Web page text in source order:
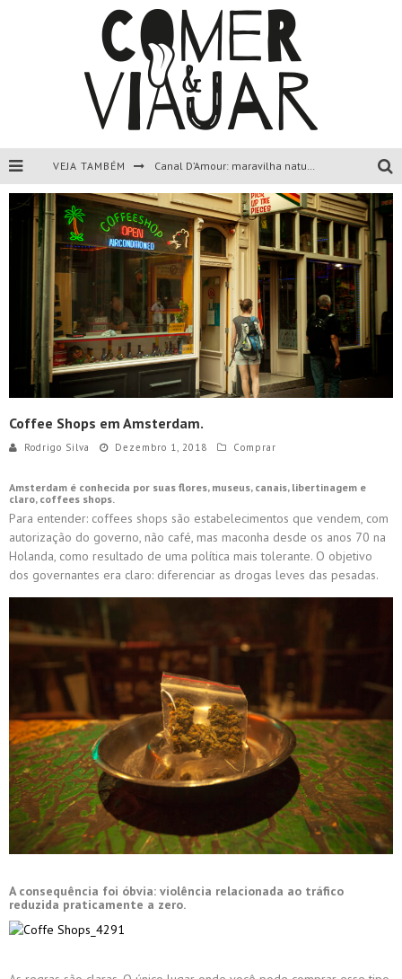
VEJA TAMBÉM Canal D’Amour: maravilha natural de Corfu, Grécia.
Liapades Beach, Corfu, Grécia.
Paleokastritsa, Corfu, Grécia.
Todas as dicas sobre a ilha de Corfu, Grécia.
Coffee Shops em Amsterdam.
Rodrigo Silva Dezembro 1, 2018 Comprar
Amsterdam é conhecida por suas flores, museus, canais, libertinagem e
claro, coffees shops.
Para entender: coffees shops são estabelecimentos que vendem, com
autorização do governo, não café, mas maconha desde os anos 70 na
Holanda, como resultado de uma política mais tolerante. O objetivo
dos governantes era claro: diferenciar as drogas leves das pesadas.
A consequência foi óbvia: violência relacionada ao tráfico
reduzida praticamente a zero.